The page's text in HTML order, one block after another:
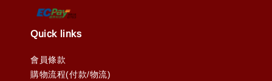
Quick links
會員條款
購物流程(付款/物流)